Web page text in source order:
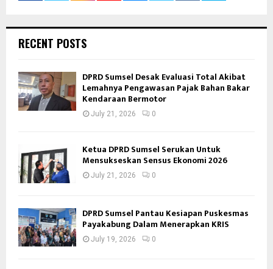
RECENT POSTS
DPRD Sumsel Desak Evaluasi Total Akibat
Lemahnya Pengawasan Pajak Bahan Bakar
Kendaraan Bermotor
July 21, 2026 0
Ketua DPRD Sumsel Serukan Untuk
Mensukseskan Sensus Ekonomi 2026
July 21, 2026 0
DPRD Sumsel Pantau Kesiapan Puskesmas
Payakabung Dalam Menerapkan KRIS
July 19, 2026 0